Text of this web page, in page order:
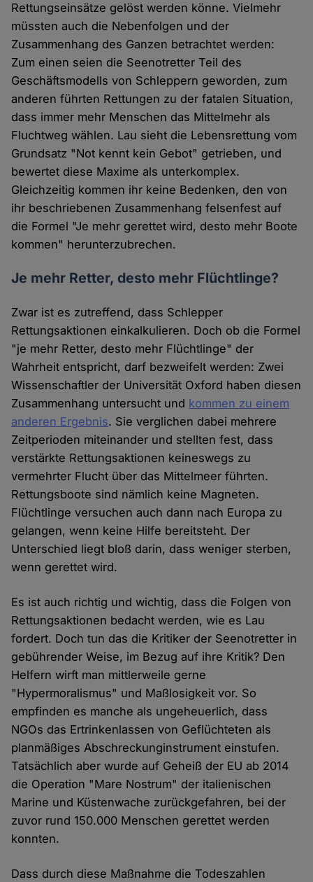
Rettungseinsätze gelöst werden könne. Vielmehr
müssten auch die Nebenfolgen und der
Zusammenhang des Ganzen betrachtet werden:
Zum einen seien die Seenotretter Teil des
Geschäftsmodells von Schleppern geworden, zum
anderen führten Rettungen zu der fatalen Situation,
dass immer mehr Menschen das Mittelmehr als
Fluchtweg wählen. Lau sieht die Lebensrettung vom
Grundsatz "Not kennt kein Gebot" getrieben, und
bewertet diese Maxime als unterkomplex.
Gleichzeitig kommen ihr keine Bedenken, den von
ihr beschriebenen Zusammenhang felsenfest auf
die Formel "Je mehr gerettet wird, desto mehr Boote
kommen" herunterzubrechen.
Je mehr Retter, desto mehr Flüchtlinge?
Zwar ist es zutreffend, dass Schlepper
Rettungsaktionen einkalkulieren. Doch ob die Formel
"je mehr Retter, desto mehr Flüchtlinge" der
Wahrheit entspricht, darf bezweifelt werden: Zwei
Wissenschaftler der Universität Oxford haben diesen
Zusammenhang untersucht und kommen zu einem
anderen Ergebnis. Sie verglichen dabei mehrere
Zeitperioden miteinander und stellten fest, dass
verstärkte Rettungsaktionen keineswegs zu
vermehrter Flucht über das Mittelmeer führten.
Rettungsboote sind nämlich keine Magneten.
Flüchtlinge versuchen auch dann nach Europa zu
gelangen, wenn keine Hilfe bereitsteht. Der
Unterschied liegt bloß darin, dass weniger sterben,
wenn gerettet wird.
Es ist auch richtig und wichtig, dass die Folgen von
Rettungsaktionen bedacht werden, wie es Lau
fordert. Doch tun das die Kritiker der Seenotretter in
gebührender Weise, im Bezug auf ihre Kritik? Den
Helfern wirft man mittlerweile gerne
"Hypermoralismus" und Maßlosigkeit vor. So
empfinden es manche als ungeheuerlich, dass
NGOs das Ertrinkenlassen von Geflüchteten als
planmäßiges Abschreckunginstrument einstufen.
Tatsächlich aber wurde auf Geheiß der EU ab 2014
die Operation "Mare Nostrum" der italienischen
Marine und Küstenwache zurückgefahren, bei der
zuvor rund 150.000 Menschen gerettet werden
konnten.
Dass durch diese Maßnahme die Todeszahlen